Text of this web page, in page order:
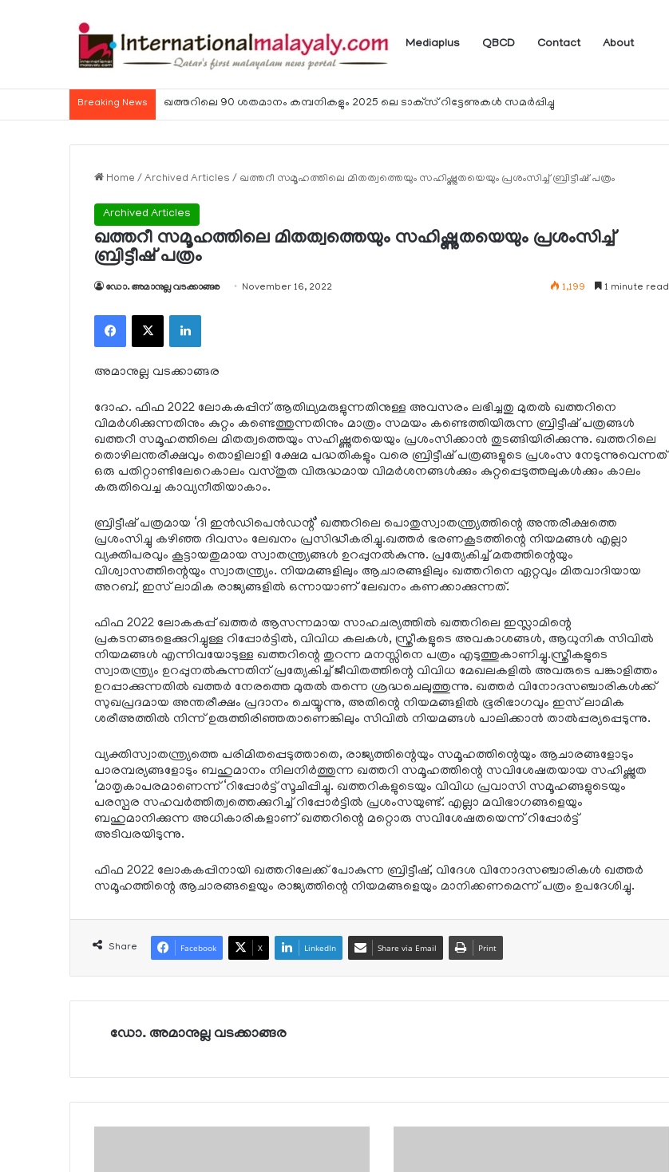
Mediaplus QBCD Contact About
Breaking News ഹോര്‍മുസ് കടലിടുക്ക് ഉടന്‍ തുറന്നേക്കും
Home / Archived Articles / ഖത്തറീ സമൂഹത്തിലെ മിതത്വത്തെയും സഹിഷ്ണുതയെയും പ്രശംസിച്ച് ബ്രിട്ടീഷ് പത്രം
Archived Articles
ഖത്തറീ സമൂഹത്തിലെ മിതത്വത്തെയും സഹിഷ്ണുതയെയും പ്രശംസിച്ച്
ബ്രിട്ടീഷ് പത്രം
ഡോ. അമാനുല്ല വടക്കാങ്ങര November 16, 2022 1,199 1 minute read
Facebook
X LinkedIn
അമാനുല്ല വടക്കാങ്ങര
ദോഹ. ഫിഫ 2022 ലോകകപ്പിന് ആതിഥ്യമരുളുന്നതിനുള്ള അവസരം ലഭിച്ചതു മുതല്‍ ഖത്തറിനെ
വിമര്‍ശിക്കുന്നതിനും കുറ്റം കണ്ടെത്തുന്നതിനും മാത്രം സമയം കണ്ടെത്തിയിരുന്ന ബ്രിട്ടീഷ് പത്രങ്ങള്‍
ഖത്തറീ സമൂഹത്തിലെ മിതത്വത്തെയും സഹിഷ്ണുതയെയും പ്രശംസിക്കാന്‍ തുടങ്ങിയിരിക്കുന്നു. ഖത്തറിലെ
തൊഴിലന്തരീക്ഷവും തൊളിലാളി ക്ഷേമ പദ്ധതികളും വരെ ബ്രിട്ടീഷ് പത്രങ്ങളുടെ പ്രശംസ നേടുന്നുവെന്നത്
ഒരു പതിറ്റാണ്ടിലേറെകാലം വസ്തുത വിരുദ്ധമായ വിമര്‍ശനങ്ങള്‍ക്കും കുറ്റപ്പെടുത്തലുകള്‍ക്കും കാലം
കരുതിവെച്ച കാവ്യനീതിയാകാം.
ബ്രിട്ടീഷ് പത്രമായ ‘ദി ഇന്‍ഡിപെന്‍ഡന്റ്’ ഖത്തറിലെ പൊതുസ്വാതന്ത്ര്യത്തിന്റെ അന്തരീക്ഷത്തെ
പ്രശംസിച്ചു കഴിഞ്ഞ ദിവസം ലേഖനം പ്രസിദ്ധീകരിച്ചു.ഖത്തര്‍ ഭരണകൂടത്തിന്റെ നിയമങ്ങള്‍ എല്ലാ
വ്യക്തിപരവും കൂട്ടായതുമായ സ്വാതന്ത്ര്യങ്ങള്‍ ഉറപ്പുനല്‍കുന്നു. പ്രത്യേകിച്ച് മതത്തിന്റെയും
വിശ്വാസത്തിന്റെയും സ്വാതന്ത്ര്യം. നിയമങ്ങളിലും ആചാരങ്ങളിലും ഖത്തറിനെ ഏറ്റവും മിതവാദിയായ
അറബ്, ഇസ് ലാമിക രാജ്യങ്ങളില്‍ ഒന്നായാണ് ലേഖനം കണക്കാക്കുന്നത്.
ഫിഫ 2022 ലോകകപ്പ് ഖത്തര്‍ ആസന്നമായ സാഹചര്യത്തില്‍ ഖത്തറിലെ ഇസ്ലാമിന്റെ
പ്രകടനങ്ങളെക്കുറിച്ചുള്ള റിപ്പോര്‍ട്ടില്‍, വിവിധ കലകള്‍, സ്ത്രീകളുടെ അവകാശങ്ങള്‍, ആധുനിക സിവില്‍
നിയമങ്ങള്‍ എന്നിവയോടുള്ള ഖത്തറിന്റെ തുറന്ന മനസ്സിനെ പത്രം എടുത്തുകാണിച്ചു.സ്ത്രീകളുടെ
സ്വാതന്ത്ര്യം ഉറപ്പുനല്‍കുന്നതിന് പ്രത്യേകിച്ച് ജീവിതത്തിന്റെ വിവിധ മേഖലകളില്‍ അവരുടെ പങ്കാളിത്തം
ഉറപ്പാക്കുന്നതില്‍ ഖത്തര്‍ നേരത്തെ മുതല്‍ തന്നെ ശ്രദ്ധചെലുത്തുന്നു. ഖത്തര്‍ വിനോദസഞ്ചാരികള്‍ക്ക്
സുഖപ്രദമായ അന്തരീക്ഷം പ്രദാനം ചെയ്യുന്നു, അതിന്റെ നിയമങ്ങളില്‍ ഭൂരിഭാഗവും ഇസ് ലാമിക
ശരീഅത്തില്‍ നിന്ന് ഉരുത്തിരിഞ്ഞതാണെങ്കിലും സിവില്‍ നിയമങ്ങള്‍ പാലിക്കാന്‍ താല്‍പ്പര്യപ്പെടുന്നു.
വ്യക്തിസ്വാതന്ത്ര്യത്തെ പരിമിതപ്പെടുത്താതെ, രാജ്യത്തിന്റെയും സമൂഹത്തിന്റെയും ആചാരങ്ങളോടും
പാരമ്പര്യങ്ങളോടും ബഹുമാനം നിലനിര്‍ത്തുന്ന ഖത്തറി സമൂഹത്തിന്റെ സവിശേഷതയായ സഹിഷ്ണുത
‘മാതൃകാപരമാണെന്ന് ‘റിപ്പോര്‍ട്ട് സൂചിപ്പിച്ചു. ഖത്തറികളുടെയും വിവിധ പ്രവാസി സമൂഹങ്ങളുടെയും
പരസ്പര സഹവര്‍ത്തിത്വത്തെക്കുറിച്ച് റിപ്പോര്‍ട്ടില്‍ പ്രശംസയുണ്ട്. എല്ലാ മവിഭാഗങ്ങളെയും
ബഹുമാനിക്കുന്ന അധികാരികളാണ് ഖത്തറിന്റെ മറ്റൊരു സവിശേഷതയെന്ന് റിപ്പോര്‍ട്ട്
അടിവരയിടുന്നു.
ഫിഫ 2022 ലോകകപ്പിനായി ഖത്തറിലേക്ക് പോകുന്ന ബ്രിട്ടീഷ്, വിദേശ വിനോദസഞ്ചാരികള്‍ ഖത്തര്‍
സമൂഹത്തിന്റെ ആചാരങ്ങളെയും രാജ്യത്തിന്റെ നിയമങ്ങളെയും മാനിക്കണമെന്ന് പത്രം ഉപദേശിച്ചു.
Share Facebook X LinkedIn Share via Email Print
ഡോ. അമാനുല്ല വടക്കാങ്ങര